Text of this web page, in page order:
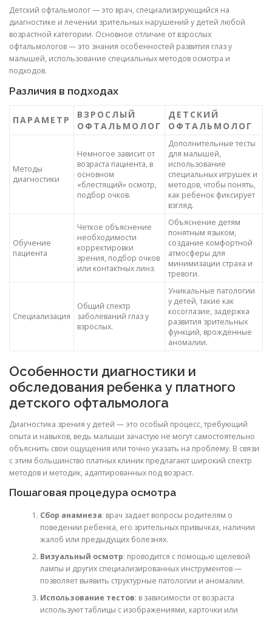
Детский офтальмолог — это врач, специализирующийся на
диагностике и лечении зрительных нарушений у детей любой
возрастной категории. Основное отличие от взрослых
офтальмологов — это знания особенностей развития глаз у
малышей, использование специальных методов осмотра и
подходов.
Различия в подходах
ПАРАМЕТР
ВЗРОСЛЫЙ
ОФТАЛЬМОЛОГ
ДЕТСКИЙ
ОФТАЛЬМОЛОГ
Методы
диагностики
Немногое зависит от
возраста пациента, в
основном
«блестящий» осмотр,
подбор очков.
Дополнительные тесты
для малышей,
использование
специальных игрушек и
методов, чтобы понять,
как ребенок фиксирует
взгляд.
Обучение
пациента
Четкое объяснение
необходимости
корректировки
зрения, подбор очков
или контактных линз.
Объяснение детям
понятным языком,
создание комфортной
атмосферы для
минимизации страха и
тревоги.
Специализация
Общий спектр
заболеваний глаз у
взрослых.
Уникальные патологии
у детей, такие как
косоглазие, задержка
развития зрительных
функций, врожденные
аномалии.
Особенности диагностики и
обследования ребенка у платного
детского офтальмолога
Диагностика зрения у детей — это особый процесс, требующий
опыта и навыков, ведь малыши зачастую не могут самостоятельно
объяснить свои ощущения или точно указать на проблему. В связи
с этим большинство платных клиник предлагают широкий спектр
методов и методик, адаптированных под возраст.
Пошаговая процедура осмотра
Сбор анамнеза: врач задает вопросы родителям о
поведении ребенка, его зрительных привычках, наличии
жалоб или предыдущих болезнях.
Визуальный осмотр: проводится с помощью щелевой
лампы и других специализированных инструментов —
позволяет выявить структурные патологии и аномалии.
Использование тестов: в зависимости от возраста
используют таблицы с изображениями, карточки или